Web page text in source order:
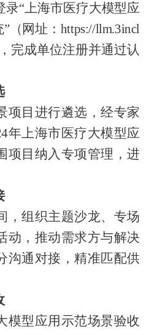
录“上海市医疗大模型应
（网址：https://llm.3incl
完成单位注册并通过认
项目进行遴选，经专家
年上海市医疗大模型应
项目纳入专项管理，进
，组织主题沙龙、专场
动，推动需求方与解决
沟通对接，精准匹配供
模型应用示范场景验收